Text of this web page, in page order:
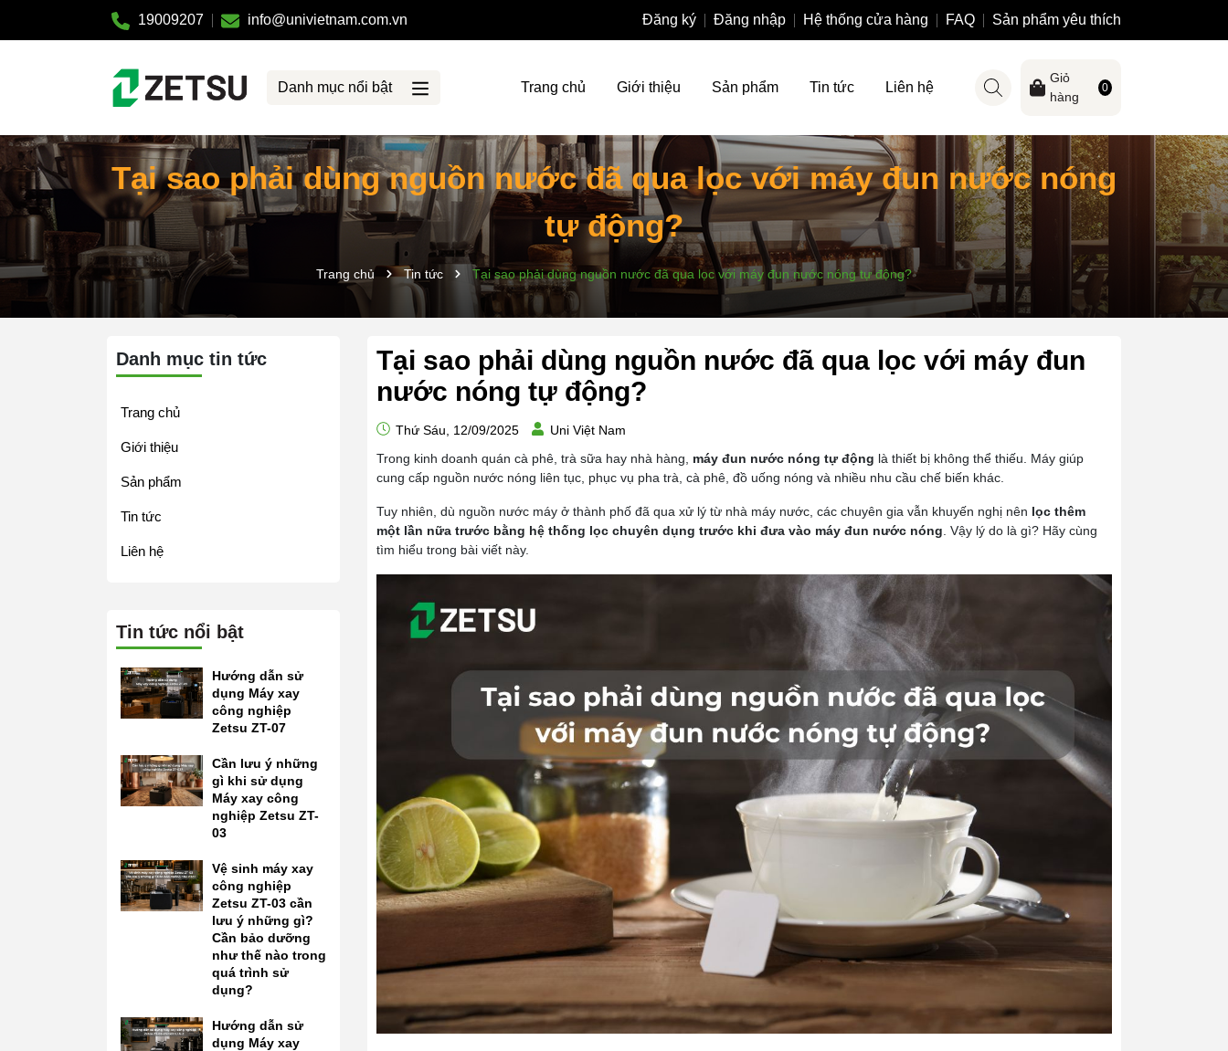
19009207 info@univietnam.com.vn Đăng ký Đăng nhập Hệ thống cửa hàng FAQ Sản phẩm yêu thích
Danh mục nổi bật Trang chủ Giới thiệu Sản phẩm Tin tức Liên hệ
Giỏ
hàng
0
Tại sao phải dùng nguồn nước đã qua lọc với máy đun nước nóng
tự động?
Trang chủ Tin tức Tại sao phải dùng nguồn nước đã qua lọc với máy đun nước nóng tự động?
Tại sao phải dùng nguồn nước đã qua lọc với máy đun
nước nóng tự động?
Thứ Sáu, 12/09/2025
Uni Việt Nam
Trong kinh doanh quán cà phê, trà sữa hay nhà hàng, máy đun nước nóng tự động là thiết bị không thể thiếu. Máy giúp
cung cấp nguồn nước nóng liên tục, phục vụ pha trà, cà phê, đồ uống nóng và nhiều nhu cầu chế biến khác.
Tuy nhiên, dù nguồn nước máy ở thành phố đã qua xử lý từ nhà máy nước, các chuyên gia vẫn khuyến nghị nên lọc thêm
một lần nữa trước bằng hệ thống lọc chuyên dụng trước khi đưa vào máy đun nước nóng . Vậy lý do là gì? Hãy cùng
tìm hiểu trong bài viết này.
Danh mục tin tức
Trang chủ
Giới thiệu
Sản phẩm
Tin tức
Liên hệ
Tin tức nổi bật
Hướng dẫn sử
dụng Máy xay
công nghiệp
Zetsu ZT-07
Cần lưu ý những
gì khi sử dụng
Máy xay công
nghiệp Zetsu ZT-
03
Vệ sinh máy xay
công nghiệp
Zetsu ZT-03 cần
lưu ý những gì?
Cần bảo dưỡng
như thế nào trong
quá trình sử
dụng?
Hướng dẫn sử
dụng Máy xay